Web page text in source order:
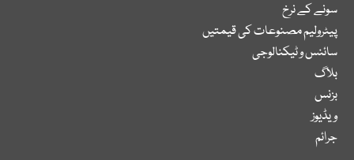
سونے کے نرخ
پیٹرولیم مصنوعات کی قیمتیں
سائنس و ٹیکنالوجی
بلاگ
بزنس
ویڈیوز
جرائم